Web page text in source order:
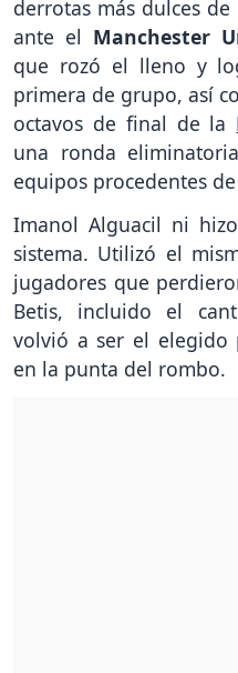
derrotas más dulces
ante el Manchester
que rozó el lleno y
primera de grupo, así
octavos de final de la
una ronda
equipos procedentes
Imanol Alguacil ni
sistema. Utilizó el
jugadores que
Betis, incluido el
volvió a ser el elegido
en la punta del rombo.